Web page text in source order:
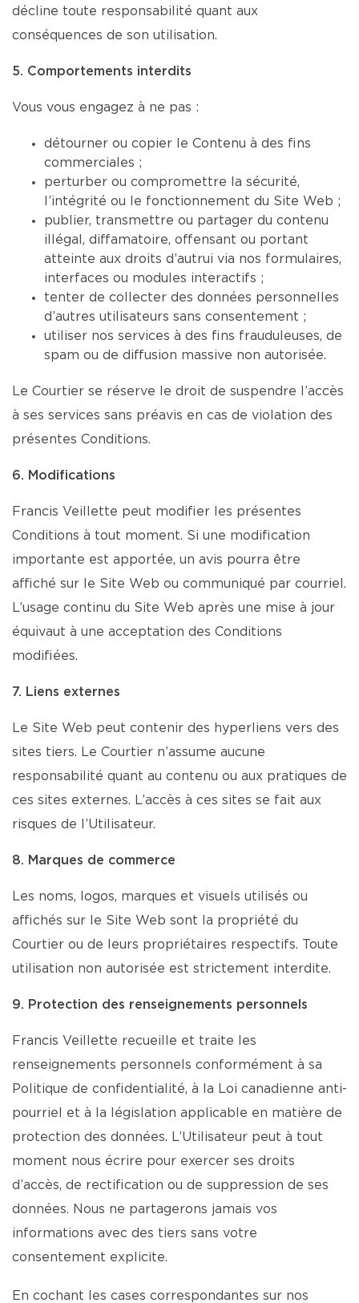
décline toute responsabilité quant aux
conséquences de son utilisation.
5. Comportements interdits
Vous vous engagez à ne pas :
détourner ou copier le Contenu à des fins
commerciales ;
perturber ou compromettre la sécurité,
l’intégrité ou le fonctionnement du Site Web ;
publier, transmettre ou partager du contenu
illégal, diffamatoire, offensant ou portant
atteinte aux droits d’autrui via nos formulaires,
interfaces ou modules interactifs ;
tenter de collecter des données personnelles
d’autres utilisateurs sans consentement ;
utiliser nos services à des fins frauduleuses, de
spam ou de diffusion massive non autorisée.
Le Courtier se réserve le droit de suspendre l’accès
à ses services sans préavis en cas de violation des
présentes Conditions.
6. Modifications
Francis Veillette peut modifier les présentes
Conditions à tout moment. Si une modification
importante est apportée, un avis pourra être
affiché sur le Site Web ou communiqué par courriel.
L’usage continu du Site Web après une mise à jour
équivaut à une acceptation des Conditions
modifiées.
7. Liens externes
Le Site Web peut contenir des hyperliens vers des
sites tiers. Le Courtier n’assume aucune
responsabilité quant au contenu ou aux pratiques de
ces sites externes. L’accès à ces sites se fait aux
risques de l’Utilisateur.
8. Marques de commerce
Les noms, logos, marques et visuels utilisés ou
affichés sur le Site Web sont la propriété du
Courtier ou de leurs propriétaires respectifs. Toute
utilisation non autorisée est strictement interdite.
9. Protection des renseignements personnels
Francis Veillette recueille et traite les
renseignements personnels conformément à sa
Politique de confidentialité, à la Loi canadienne anti-
pourriel et à la législation applicable en matière de
protection des données. L’Utilisateur peut à tout
moment nous écrire pour exercer ses droits
d’accès, de rectification ou de suppression de ses
données. Nous ne partagerons jamais vos
informations avec des tiers sans votre
consentement explicite.
En cochant les cases correspondantes sur nos